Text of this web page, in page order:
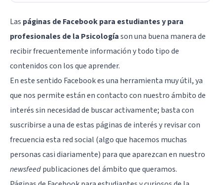
Las páginas de Facebook para estudiantes y para
profesionales de la Psicologíason una buena manera de
recibir frecuentemente información y todo tipo de
contenidos con los que aprender.
En este sentido Facebook es una herramienta muy útil, ya
que nos permite están en contacto con nuestro ámbito de
interés sin necesidad de buscar activamente; basta con
suscribirse a una de estas páginas de interés y revisar con
frecuencia esta red social (algo que hacemos muchas
personas casi diariamente) para que aparezcan en nuestro
newsfeedpublicaciones del ámbito que queramos.